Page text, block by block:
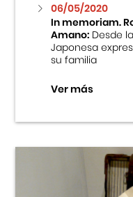
Fondo Editorial
Teatro Peruano
06/05/2020
In memoriam.
Amano:Desde
Japonesa
su familia
Ver más